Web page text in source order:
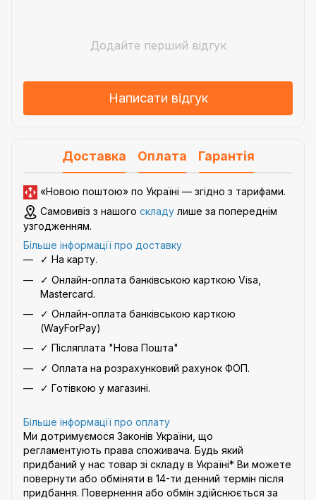
Додайте перший відгук
Написати відгук
Доставка Оплата Гарантія
«Новою поштою» по Україні — згідно з тарифами.
Самовивіз з нашого складу лише за попереднім
узгодженням.
Більше інформації про доставку
✓ На карту.
✓ Онлайн-оплата банківською карткою Visa,
Mastercard.
✓ Онлайн-оплата банківською карткою
(WayForPay)
✓ Післяплата "Нова Пошта"
✓ Оплата на розрахунковий рахунок ФОП.
✓ Готівкою у магазині.
Більше інформації про оплату
Ми дотримуємося Законів України, що
регламентують права споживача. Будь який
придбаний у нас товар зі складу в Україні* Ви можете
повернути або обміняти в 14-ти денний термін після
придбання. Повернення або обмін здійснюється за